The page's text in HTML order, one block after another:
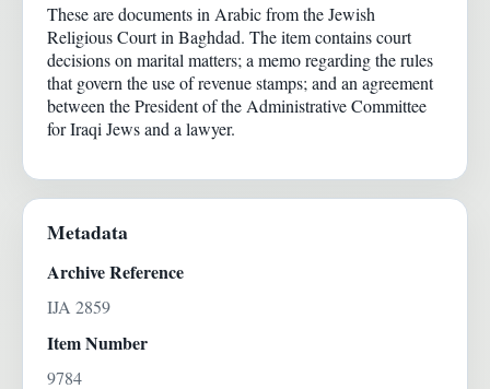
These are documents in Arabic from the Jewish
Religious Court in Baghdad. The item contains court
decisions on marital matters; a memo regarding the rules
that govern the use of revenue stamps; and an agreement
between the President of the Administrative Committee
for Iraqi Jews and a lawyer.
Metadata
Archive Reference
IJA 2859
Item Number
9784